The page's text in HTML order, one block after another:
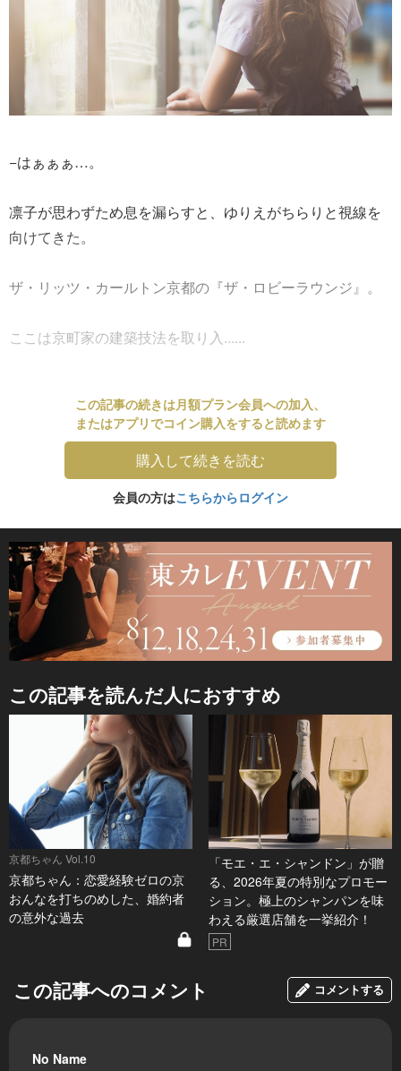
−はぁぁぁ…。
凛子が思わずため息を漏らすと、ゆりえがちらりと視線を
向けてきた。
ザ・リッツ・カールトン京都の『ザ・ロビーラウンジ』。
ここは京町家の建築技法を取り入......
この記事の続きは月額プラン会員への加入、
またはアプリでコイン購入をすると読めます
購入して続きを読む
会員の方はこちらからログイン
この記事を読んだ人におすすめ
京都ちゃん Vol.10
京都ちゃん：恋愛経験ゼロの京
おんなを打ちのめした、婚約者
の意外な過去
「モエ・エ・シャンドン」が贈
る、2026年夏の特別なプロモー
ション。極上のシャンパンを味
わえる厳選店舗を一挙紹介！
PR
この記事へのコメント コメントする
No Name